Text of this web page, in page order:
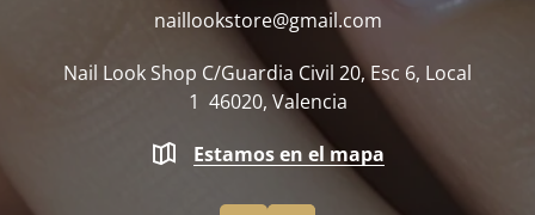
naillookstore@gmail.com
Nail Look Shop C/Guardia Civil 20, Esc 6, Local
1 46020, Valencia
Estamos en el mapa